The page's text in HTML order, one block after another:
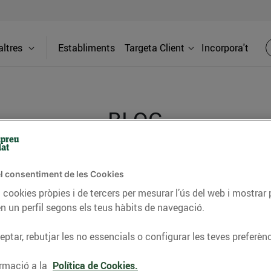
Establiments Targeta Client Incorpora't
BLOG
consells nutricionals, informació d’actualitat
del nostre territori i molts altres temes.
consentiment de les Cookies
pròpies i de tercers per mesurar l’ús del web i
un perfil segons els teus hàbits de navegació.
rebutjar les no essencials o configurar les teves
a la Política de Cookies.